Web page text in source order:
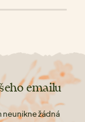
emailu
žádná